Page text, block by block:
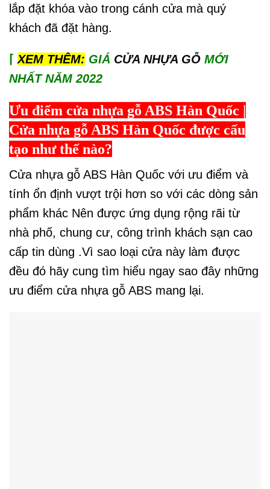
lắp đặt khóa vào trong cánh cửa mà quý
khách đã đặt hàng.
⌈ XEM THÊM: GIÁ CỬA NHỰA GỖ MỚI
NHẤT NĂM 2022
Ưu điểm cửa nhựa gỗ ABS Hàn Quốc |
Cửa nhựa gỗ ABS Hàn Quốc được cấu
tạo như thế nào?
Cửa nhựa gỗ ABS Hàn Quốc với ưu điểm và
tính ổn định vượt trội hơn so với các dòng sản
phẩm khác Nên được ứng dụng rộng rãi từ
nhà phố, chung cư, công trình khách sạn cao
cấp tin dùng .Vì sao loại cửa này làm được
đều đó hãy cung tìm hiểu ngay sao đây những
ưu điểm cửa nhựa gỗ ABS mang lại.